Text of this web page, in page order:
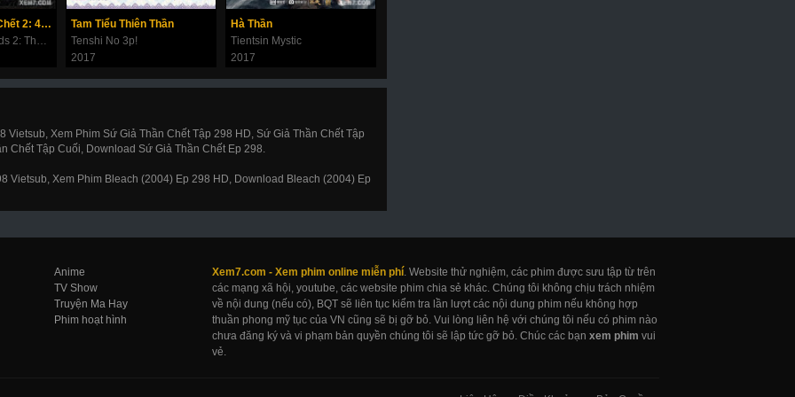
Thử Thách Thần Chết 2: 49 Ngày Cuối Cùng
Along With the Gods 2: The Last 49 Days
Tam Tiểu Thiên Thần
Tenshi No 3p!
2017
Hà Thần
Tientsin Mystic
2017
Vietsub, Xem Phim Sứ Giả Thần Chết Tập 298 HD, Sứ Giả Thần Chết Tập
Chết Tập Cuối, Download Sứ Giả Thần Chết Ep 298.
Vietsub, Xem Phim Bleach (2004) Ep 298 HD, Download Bleach (2004) Ep
Anime
TV Show
Truyện Ma Hay
Phim hoạt hình
Xem7.com - Xem phim online miễn phí. Website thử nghiệm, các phim được sưu tập từ trên
các mạng xã hội, youtube, các website phim chia sẻ khác. Chúng tôi không chịu trách nhiệm
về nội dung (nếu có), BQT sẽ liên tục kiểm tra lần lượt các nội dung phim nếu không hợp
thuần phong mỹ tục của VN cũng sẽ bị gỡ bỏ. Vui lòng liên hệ với chúng tôi nếu có phim nào
chưa đăng ký và vi phạm bản quyền chúng tôi sẽ lập tức gỡ bỏ. Chúc các bạn xem phim vui
vẻ.